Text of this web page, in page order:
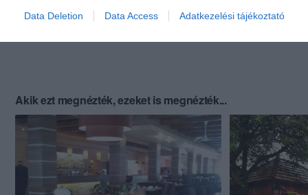
Data Deletion Data Access Adatkezelési tájékoztató
Akik ezt megnézték, ezeket is megnézték...